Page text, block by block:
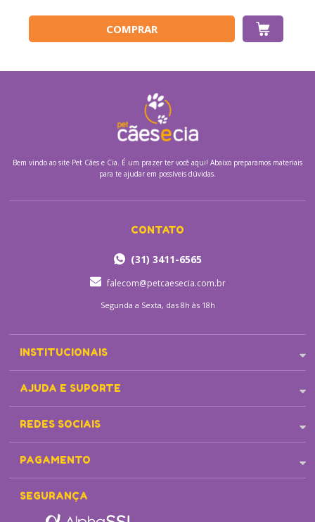
COMPRAR
Bem vindo ao site Pet Cães e Cia. É um prazer ter você aqui! Abaixo preparamos materiais
para te ajudar em possíveis dúvidas.
CONTATO
(31) 3411-6565
falecom@petcaesecia.com.br
Segunda a Sexta, das 8h às 18h
INSTITUCIONAIS
AJUDA E SUPORTE
REDES SOCIAIS
PAGAMENTO
SEGURANÇA